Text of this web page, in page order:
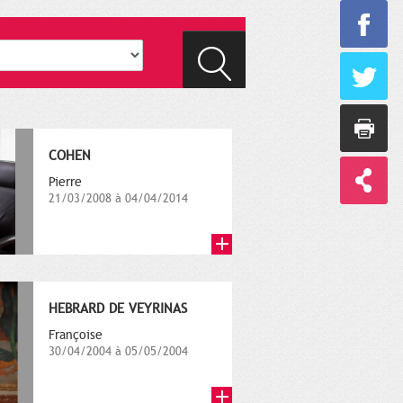
COHEN
Pierre
21/03/2008 à 04/04/2014
HEBRARD DE VEYRINAS
Françoise
30/04/2004 à 05/05/2004